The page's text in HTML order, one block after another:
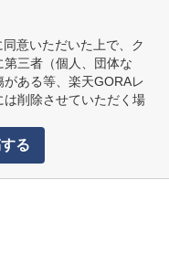
同意いただいた上で、ク
三者（個人、団体な
ある等、楽天GORAレ
削除させていただく場
る